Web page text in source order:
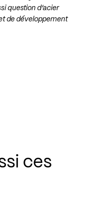
question d’acier
de développement
ces